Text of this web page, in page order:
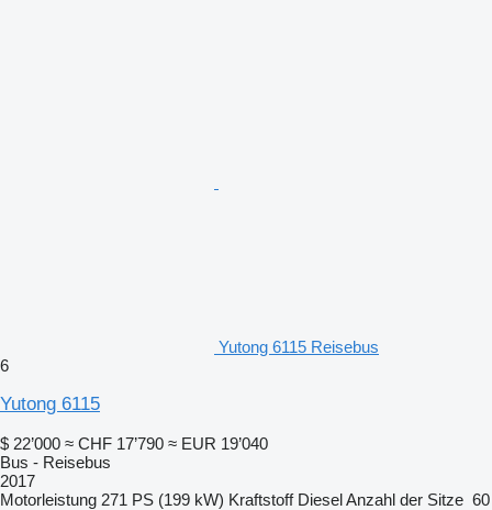
Yutong 6115 Reisebus
6
Yutong 6115
$ 22’000 ≈ CHF 17’790 ≈ EUR 19’040
Bus - Reisebus
2017
Motorleistung 271 PS (199 kW) Kraftstoff DieselAnzahl der Sitze 60